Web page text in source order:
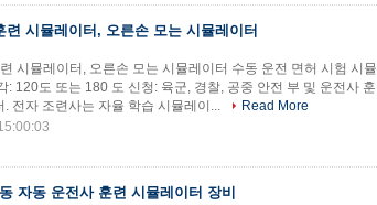
련 시뮬레이터, 오른손 모는 시뮬레이터
시뮬레이터, 오른손 모는 시뮬레이터 수동 운전 면허 시험 시
: 120도 또는 180 도 신청: 육군, 경찰, 공중 안전 부 및 운전사
. 전자 조련사는 자율 학습 시뮬레이...
Read More
자동 운전사 훈련 시뮬레이터 장비